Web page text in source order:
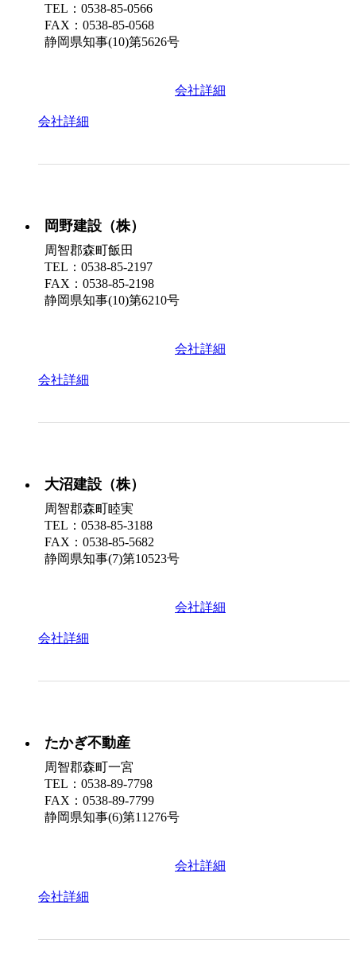
TEL：0538-85-0566
FAX：0538-85-0568
静岡県知事(10)第5626号
会社詳細
会社詳細
岡野建設（株）
周智郡森町飯田
TEL：0538-85-2197
FAX：0538-85-2198
静岡県知事(10)第6210号
会社詳細
会社詳細
大沼建設（株）
周智郡森町睦実
TEL：0538-85-3188
FAX：0538-85-5682
静岡県知事(7)第10523号
会社詳細
会社詳細
たかぎ不動産
周智郡森町一宮
TEL：0538-89-7798
FAX：0538-89-7799
静岡県知事(6)第11276号
会社詳細
会社詳細